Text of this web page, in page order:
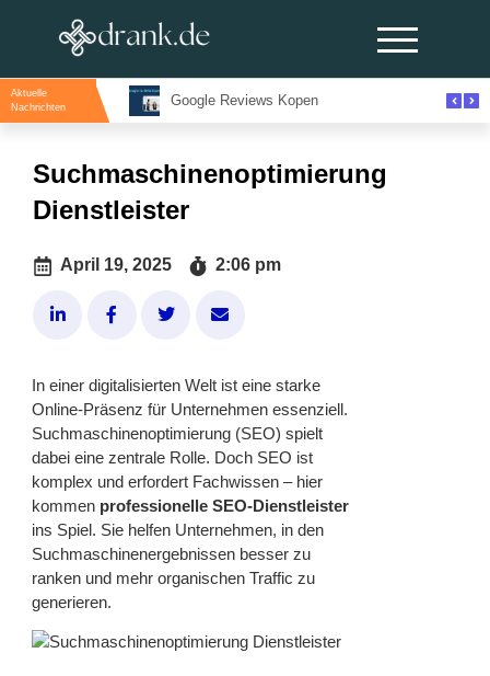
Aktuelle
Nachrichten
Google Reviews Kopen
Suchmaschinenoptimierung
Dienstleister
April 19, 2025 2:06 pm
In einer digitalisierten Welt ist eine starke
Online-Präsenz für Unternehmen essenziell.
Suchmaschinenoptimierung (SEO) spielt
dabei eine zentrale Rolle. Doch SEO ist
komplex und erfordert Fachwissen – hier
kommen professionelle SEO-Dienstleister
ins Spiel. Sie helfen Unternehmen, in den
Suchmaschinenergebnissen besser zu
ranken und mehr organischen Traffic zu
generieren.